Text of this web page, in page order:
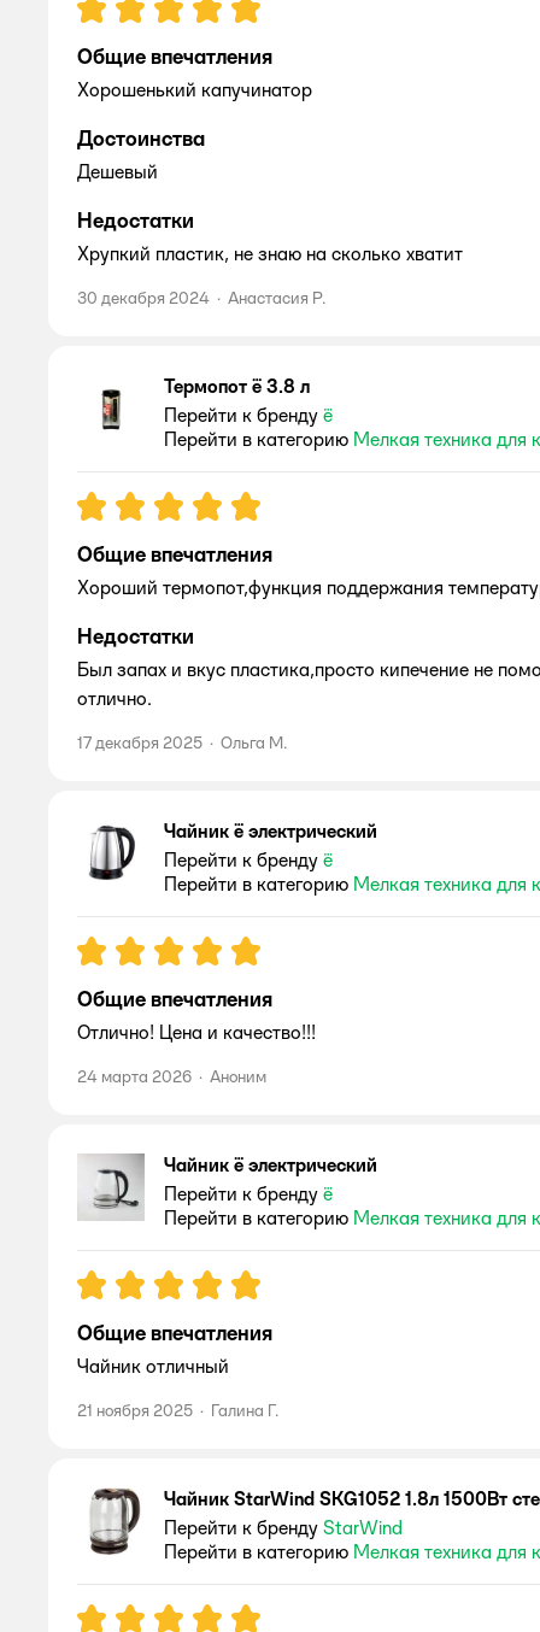
Общие впечатления
Хорошенький капучинатор
Достоинства
Дешевый
Недостатки
Хрупкий пластик, не знаю на сколько хватит
30 декабря 2024 · Анастасия Р.
Термопот ё 3.8 л
Перейти к бренду ё
Перейти в категорию Мелкая техника для
Рейтинг:5
Общие впечатления
Хороший термопот,функция поддержания
Недостатки
Был запах и вкус пластика,просто кипечение не
отлично.
17 декабря 2025 · Ольга М.
Чайник ё электрический
Перейти к бренду ё
Перейти в категорию Мелкая техника для
Рейтинг:5
Общие впечатления
Отлично! Цена и качество!!!
24 марта 2026 · Аноним
Чайник ё электрический
Перейти к бренду ё
Перейти в категорию Мелкая техника для
Рейтинг:5
Общие впечатления
Чайник отличный
21 ноября 2025 · Галина Г.
Чайник StarWind SKG1052 1.8л 1500Вт
Перейти к бренду StarWind
Перейти в категорию Мелкая техника для
Рейтинг:5